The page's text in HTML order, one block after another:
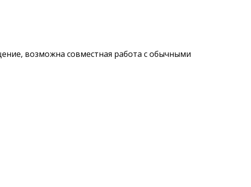
возможна совместная работа с обычными